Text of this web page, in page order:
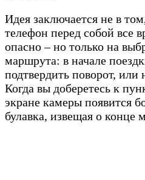
Идея заключается не в
телефон перед собой все
опасно – но только на
маршрута: в начале
подтвердить поворот, или
Когда вы доберетесь к
экране камеры появится
булавка, извещая о конце